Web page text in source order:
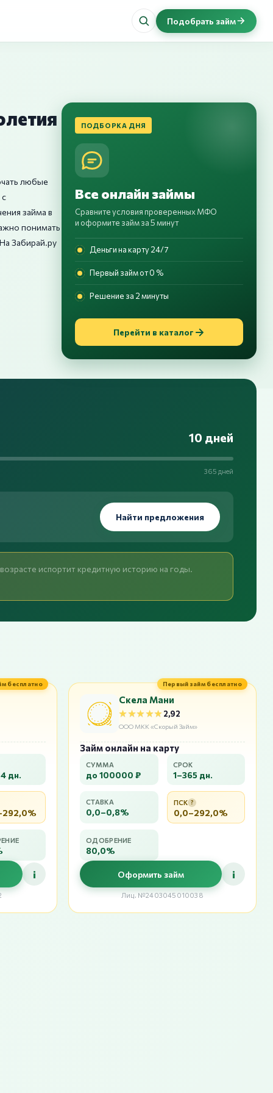
Подобрать займ
любые
займа в
понимать
Забирай.ру
ПОДБОРКА ДНЯ
Все онлайн займы
Сравните условия проверенных МФО
и оформите займ за 5 минут
Деньги на карту 24/7
Первый займ от 0 %
Решение за 2 минуты
Перейти в каталог
10 дней
365 дней
Найти предложения
испортит кредитную историю на годы.
бесплатно
дн.
i
Первый займ бесплатно
Скела Мани
★★★★★
★★★★★2,92
ООО МКК «Скорый Займ»
Займ онлайн на карту
СУММА
до 100000 ₽
СРОК
1–365 дн.
СТАВКА
0,0–0,8%
ПСК ?
0,0–292,0%
ОДОБРЕНИЕ
80,0%
Оформить займ i
Лиц. №2403045010038